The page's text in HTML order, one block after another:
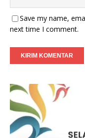
Save my name,
next time I comment.